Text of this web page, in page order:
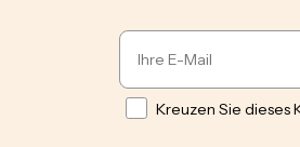
Email
Opt inKreuzen Sie dieses